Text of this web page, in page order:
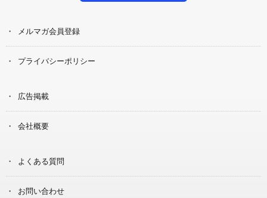
メルマガ会員登録
プライバシーポリシー
広告掲載
会社概要
よくある質問
お問い合わせ